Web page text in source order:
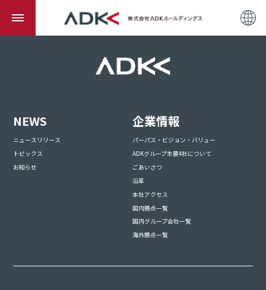
NEWS
ニュースリリース
トピックス
お知らせ
企業情報
パーパス・ビジョン・バリュー
ADKグループ主要4社について
ごあいさつ
沿革
本社アクセス
国内拠点一覧
国内グループ会社一覧
海外拠点一覧